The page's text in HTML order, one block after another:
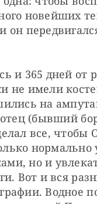
новейших
он
и 365 дней от
не имели
на
отец (бывший
все, чтобы
нормально
но и
Вот и вся
Водное